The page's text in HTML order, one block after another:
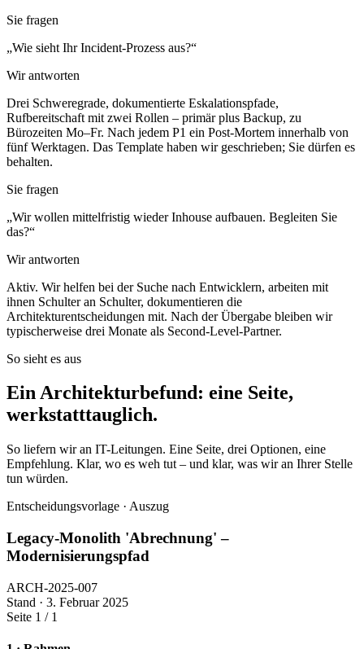
Sie fragen
„Wie sieht Ihr Incident-Prozess aus?“
Wir antworten
Drei Schweregrade, dokumentierte Eskalationspfade,
Rufbereitschaft mit zwei Rollen – primär plus Backup, zu
Bürozeiten Mo–Fr. Nach jedem P1 ein Post-Mortem innerhalb von
fünf Werktagen. Das Template haben wir geschrieben; Sie dürfen es
behalten.
Sie fragen
„Wir wollen mittelfristig wieder Inhouse aufbauen. Begleiten Sie
das?“
Wir antworten
Aktiv. Wir helfen bei der Suche nach Entwicklern, arbeiten mit
ihnen Schulter an Schulter, dokumentieren die
Architekturentscheidungen mit. Nach der Übergabe bleiben wir
typischerweise drei Monate als Second-Level-Partner.
So sieht es aus
Ein Architekturbefund: eine Seite,
werkstatttauglich.
So liefern wir an IT-Leitungen. Eine Seite, drei Optionen, eine
Empfehlung. Klar, wo es weh tut – und klar, was wir an Ihrer Stelle
tun würden.
Entscheidungsvorlage · Auszug
Legacy-Monolith 'Abrechnung' –
Modernisierungspfad
ARCH-2025-007
Stand · 3. Februar 2025
Seite 1 / 1